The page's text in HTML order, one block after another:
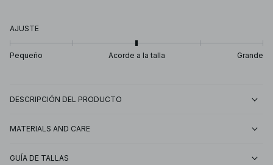
AJUSTE
Pequeño Acorde a la talla Grande
DESCRIPCIÓN DEL PRODUCTO
MATERIALS AND CARE
GUÍA DE TALLAS